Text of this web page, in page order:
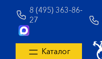
8 (495) 363-86-
27
Каталог